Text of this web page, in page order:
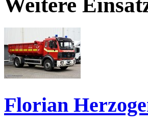
Weitere
Florian